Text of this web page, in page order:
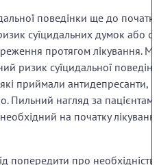
поведінки ще до початку
суїцидальних думок або
протягом лікування.
ризик суїцидальної
приймали антидепресанти,
Пильний нагляд за
на початку
попередити про необхідність